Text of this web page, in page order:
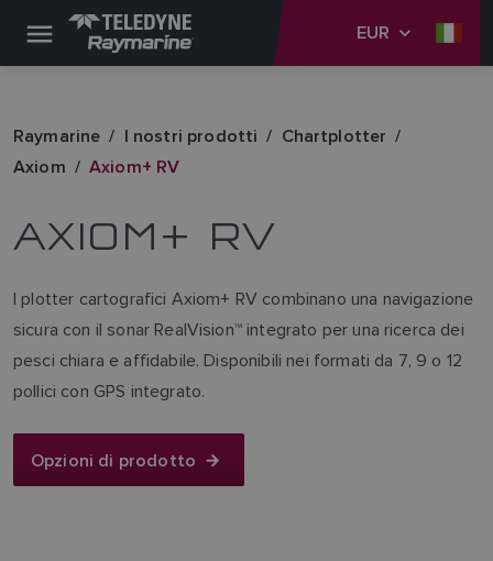
EUR
Raymarine I nostri prodotti
Chartplotter
Axiom
Axiom+ RV
AXIOM+ RV
I plotter cartografici Axiom+ RV combinano una navigazione
sicura con il sonar RealVision™ integrato per una ricerca dei
pesci chiara e affidabile. Disponibili nei formati da 7, 9 o 12
pollici con GPS integrato.
Opzioni di prodotto